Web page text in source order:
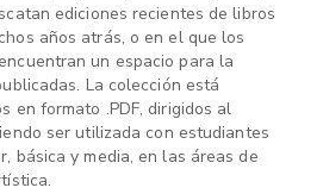
ediciones recientes de libros
años atrás, o en el que los
un espacio para la
La colección está
en formato .PDF, dirigidos al
ser utilizada con estudiantes
básica y media, en las áreas de